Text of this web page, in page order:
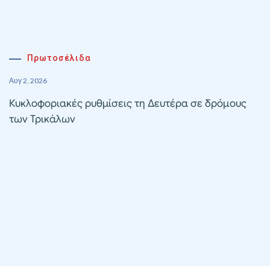
Πρωτοσέλιδα
Αυγ 2, 2026
Κυκλοφοριακές ρυθμίσεις τη Δευτέρα σε δρόμους
των Τρικάλων